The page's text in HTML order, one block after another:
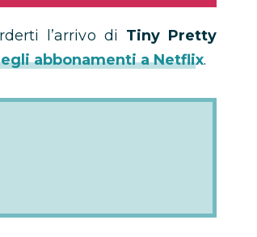
l’arrivo di Tiny Pretty
abbonamenti a Netflix.